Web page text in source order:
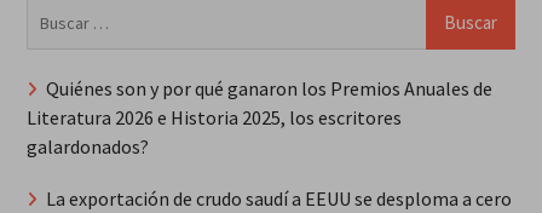
Quiénes son y por qué ganaron los Premios Anuales de
Literatura 2026 e Historia 2025, los escritores
galardonados?
La exportación de crudo saudí a EEUU se desploma a cero